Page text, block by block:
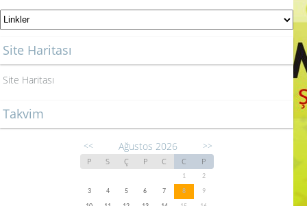
Site Haritası
Site Haritası
Takvim
<< Ağustos 2026 >>
P S Ç P C C P
1
2
3
4 5 6 7 8
9